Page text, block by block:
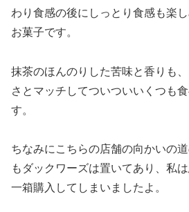
わり食感の後にしっとり食感も楽
お菓子です。
抹茶のほんのりした苦味と香りも
さとマッチしてついついいくつも
す。
ちなみにこちらの店舗の向かいの
もダックワーズは置いてあり、私
一箱購入してしまいましたよ。